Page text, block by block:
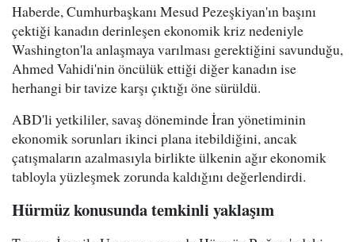
Haberde, Cumhurbaşkanı Mesud Pezeşkiyan'ın başını
çektiği kanadın derinleşen ekonomik kriz nedeniyle
Washington'la anlaşmaya varılması gerektiğini savunduğu,
Ahmed Vahidi'nin öncülük ettiği diğer kanadın ise
herhangi bir tavize karşı çıktığı öne sürüldü.
ABD'li yetkililer, savaş döneminde İran yönetiminin
ekonomik sorunları ikinci plana itebildiğini, ancak
çatışmaların azalmasıyla birlikte ülkenin ağır ekonomik
tabloyla yüzleşmek zorunda kaldığını değerlendirdi.
Hürmüz konusunda temkinli yaklaşım